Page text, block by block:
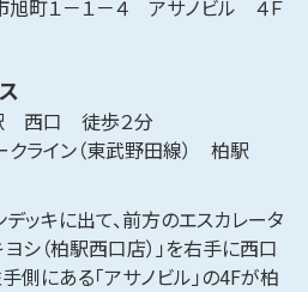
旭町１－１－４
アサノビル ４Ｆ
　西口　徒歩２分
ライン（東武野田線）　柏駅
ッキに出て、前方のエスカレータ
ヨシ（柏駅西口店）」を右手に西口
にある「アサノビル」の4Fが柏